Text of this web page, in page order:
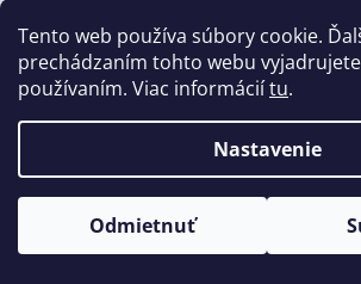
Tento web používa súbory cookie.
prechádzaním tohto webu
používaním. Viac informáciítu.
Nastavenie
Odmietnuť